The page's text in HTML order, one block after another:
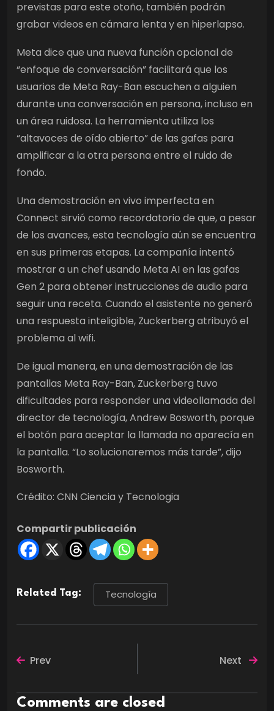
previstas para este otoño, también podrán
grabar videos en cámara lenta y en hiperlapso.
Meta dice que una nueva función opcional de
“enfoque de conversación” facilitará que los
usuarios de Meta Ray-Ban escuchen a alguien
durante una conversación en persona, incluso en
un área ruidosa. La herramienta utiliza los
“altavoces de oído abierto” de las gafas para
amplificar a la otra persona entre el ruido de
fondo.
Una demostración en vivo imperfecta en
Connect sirvió como recordatorio de que, a pesar
de los avances, esta tecnología aún se encuentra
en sus primeras etapas. La compañía intentó
mostrar a un chef usando Meta AI en las gafas
Gen 2 para obtener instrucciones de audio para
seguir una receta. Cuando el asistente no generó
una respuesta inteligible, Zuckerberg atribuyó el
problema al wifi.
De igual manera, en una demostración de las
pantallas Meta Ray-Ban, Zuckerberg tuvo
dificultades para responder una videollamada del
director de tecnología, Andrew Bosworth, porque
el botón para aceptar la llamada no aparecía en
la pantalla. “Lo solucionaremos más tarde”, dijo
Bosworth.
Crédito: CNN Ciencia y Tecnologia
Compartir publicación
Related Tag: Tecnología
Prev Next
Comments are closed